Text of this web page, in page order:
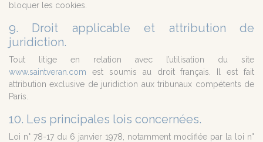
bloquer les cookies.
9. Droit applicable et attribution de
juridiction.
Tout litige en relation avec l’utilisation du site
www.saintveran.com est soumis au droit français. Il est fait
attribution exclusive de juridiction aux tribunaux compétents de
Paris.
10. Les principales lois concernées.
Loi n° 78-17 du 6 janvier 1978, notamment modifiée par la loi n°